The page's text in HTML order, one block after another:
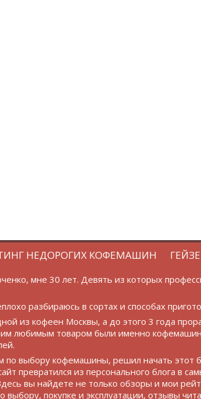
НЕДОРОГИХ КОФЕМАШИН
мне 30 лет. Девять из которых
разбираюсь в сортах и способах
из кофеен Москвы, а до этого 3 года
любимым товаром были именно
выбору кофемашины, решил начать этот
превратился из персонального блога в
вы найдете не только обзоры и мои
покупке и эксплуатации, отзывы